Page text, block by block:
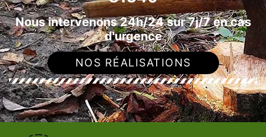
Nous intervenons 24h/24 sur 7j/7 en cas
d'urgence
NOS RÉALISATIONS